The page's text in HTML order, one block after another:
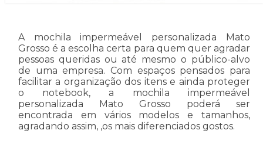
A mochila impermeável personalizada Mato
Grosso é a escolha certa para quem quer agradar
pessoas queridas ou até mesmo o público-alvo
de uma empresa. Com espaços pensados para
facilitar a organização dos itens e ainda proteger
o notebook, a mochila impermeável
personalizada Mato Grosso poderá ser
encontrada em vários modelos e tamanhos,
agradando assim, ,os mais diferenciados gostos.